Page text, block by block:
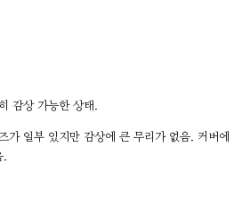
감상 가능한 상태.
가 일부 있지만 감상에 큰 무리가 없음. 커버에